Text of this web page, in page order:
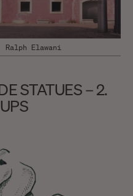
Ralph Elawani
STATUES – 2.